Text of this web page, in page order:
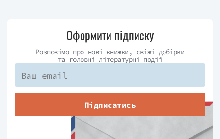
Оформити підписку
Розповімо про нові книжки, свіжі добірки
та головні літературні події
Підписатись